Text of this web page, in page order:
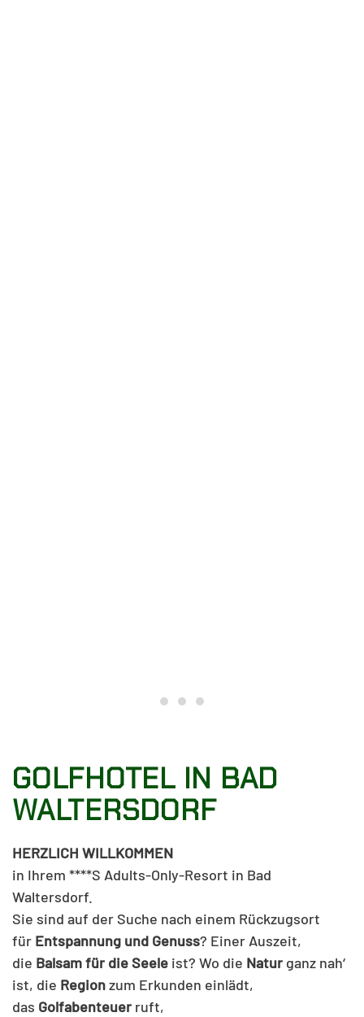
WILLKOMMEN in Ihrem
Fairway to Heaven
GOLFHOTEL IN BAD
WALTERSDORF
HERZLICH WILLKOMMEN
in Ihrem ****S Adults-Only-Resort in Bad
Waltersdorf.
Sie sind auf der Suche nach einem Rückzugsort
für Entspannung und Genuss? Einer Auszeit,
die Balsam für die Seele ist? Wo die Natur ganz nah‘
ist, die Regionzum Erkunden einlädt,
das Golfabenteuer ruft,